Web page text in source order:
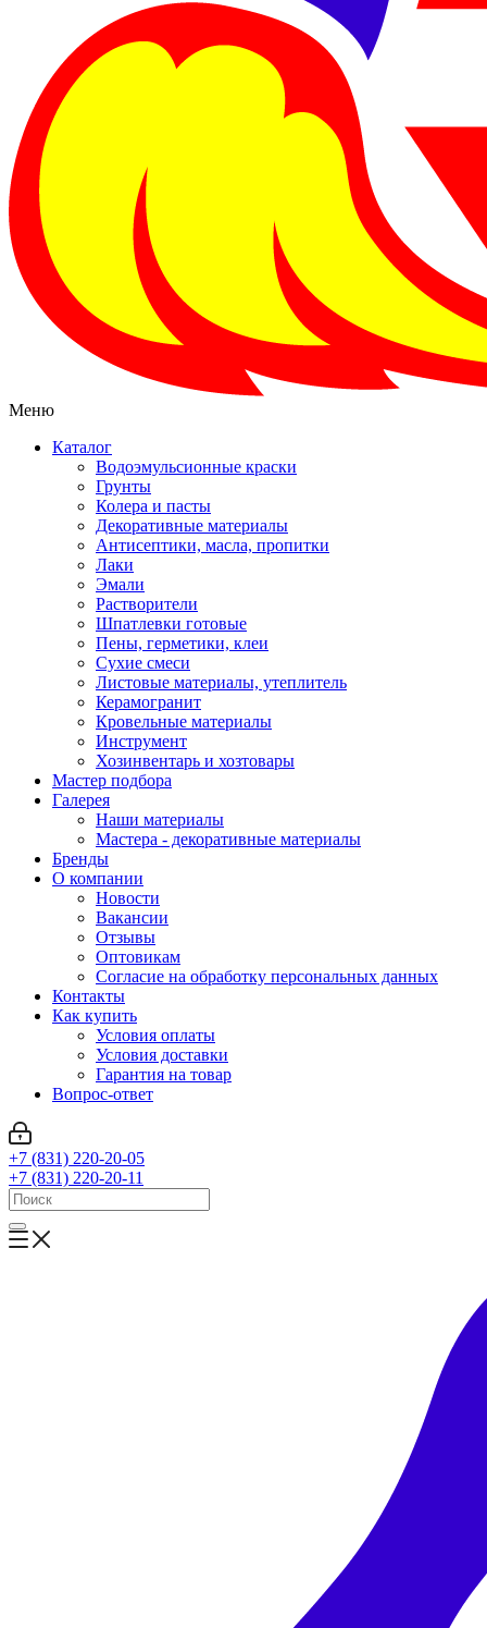
Меню
Каталог
Водоэмульсионные краски
Грунты
Колера и пасты
Декоративные материалы
Антисептики, масла, пропитки
Лаки
Эмали
Растворители
Шпатлевки готовые
Пены, герметики, клеи
Сухие смеси
Листовые материалы, утеплитель
Керамогранит
Кровельные материалы
Инструмент
Хозинвентарь и хозтовары
Мастер подбора
Галерея
Наши материалы
Мастера - декоративные материалы
Бренды
О компании
Новости
Вакансии
Отзывы
Оптовикам
Cогласие на обработку персональных данных
Контакты
Как купить
Условия оплаты
Условия доставки
Гарантия на товар
Вопрос-ответ
+7 (831) 220-20-05
+7 (831) 220-20-11